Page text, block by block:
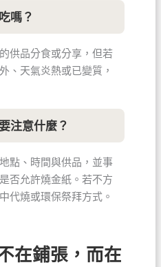
嗎？
供品分食或分享，但若
、天氣炎熱或已變質，
注意什麼？
點、時間與供品，並事
否允許燒金紙。若不方
代燒或環保祭拜方式。
在鋪張，而在